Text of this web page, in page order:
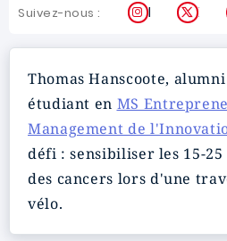
Suivez-nous : Instagram
X
Thomas Hanscoote,
étudiant en MS
Management de
défi : sensibiliser les 15-
des cancers lors d'une
vélo.